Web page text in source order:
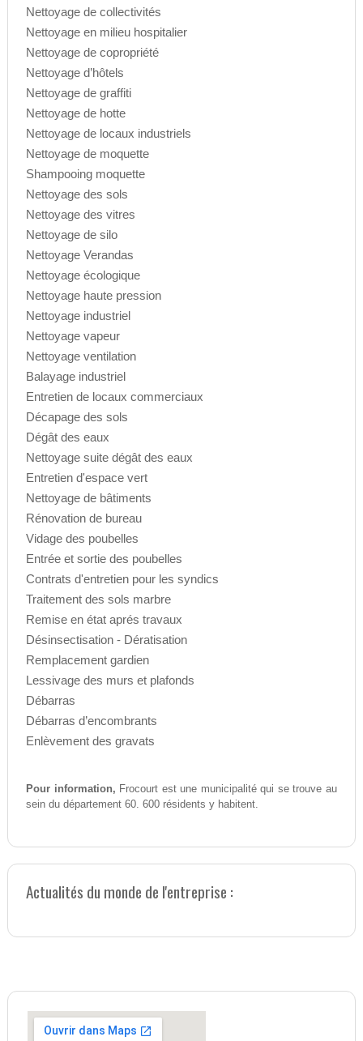
Nettoyage de collectivités
Nettoyage en milieu hospitalier
Nettoyage de copropriété
Nettoyage d’hôtels
Nettoyage de graffiti
Nettoyage de hotte
Nettoyage de locaux industriels
Nettoyage de moquette
Shampooing moquette
Nettoyage des sols
Nettoyage des vitres
Nettoyage de silo
Nettoyage Verandas
Nettoyage écologique
Nettoyage haute pression
Nettoyage industriel
Nettoyage vapeur
Nettoyage ventilation
Balayage industriel
Entretien de locaux commerciaux
Décapage des sols
Dégât des eaux
Nettoyage suite dégât des eaux
Entretien d'espace vert
Nettoyage de bâtiments
Rénovation de bureau
Vidage des poubelles
Entrée et sortie des poubelles
Contrats d'entretien pour les syndics
Traitement des sols marbre
Remise en état aprés travaux
Désinsectisation - Dératisation
Remplacement gardien
Lessivage des murs et plafonds
Débarras
Débarras d’encombrants
Enlèvement des gravats
Pour information, Frocourt est une municipalité qui se trouve au
sein du département 60. 600 résidents y habitent.
Actualités du monde de l'entreprise :